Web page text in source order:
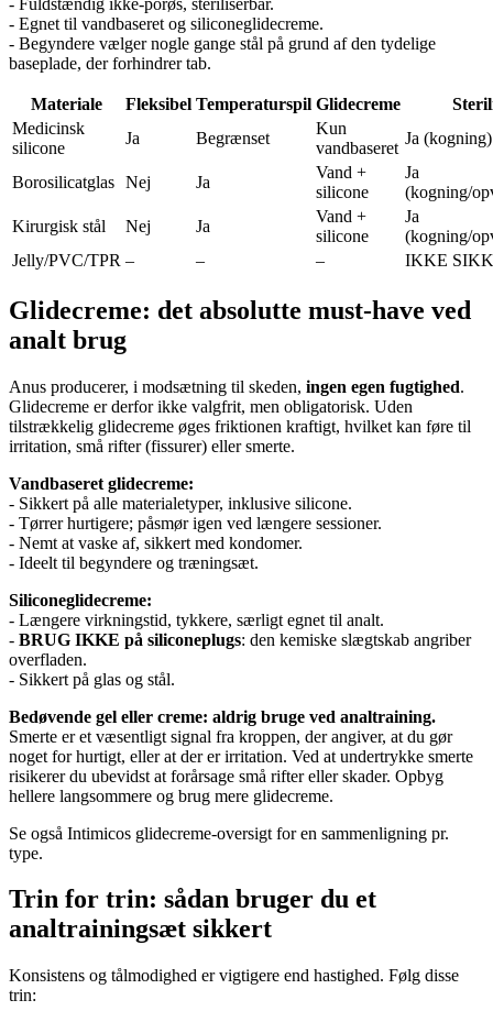
- Egnet til vandbaseret og siliconeglidecreme.
- Begyndere vælger nogle gange stål på grund af den tydelige
baseplade, der forhindrer tab.
Materiale Fleksibel Temperaturspil Glidecreme
Medicinsk
silicone
Ja Begrænset
Kun
vandbaseret
Ja (kogning)
Borosilicatglas Nej Ja
Vand +
silicone
Ja
(kogning/
Kirurgisk stål
Nej Ja
Vand +
silicone
Ja
(kogning/
Jelly/PVC/TPR – – – IKKE
Glidecreme: det absolutte must-have ved
analt brug
Anus producerer, i modsætning til skeden, ingen egen fugtighed.
Glidecreme er derfor ikke valgfrit, men obligatorisk. Uden
tilstrækkelig glidecreme øges friktionen kraftigt, hvilket kan føre til
irritation, små rifter (fissurer) eller smerte.
Vandbaseret glidecreme:
- Sikkert på alle materialetyper, inklusive silicone.
- Tørrer hurtigere; påsmør igen ved længere sessioner.
- Nemt at vaske af, sikkert med kondomer.
- Ideelt til begyndere og træningsæt.
Siliconeglidecreme:
- Længere virkningstid, tykkere, særligt egnet til analt.
- BRUG IKKE på siliconeplugs: den kemiske slægtskab angriber
overfladen.
- Sikkert på glas og stål.
Bedøvende gel eller creme: aldrig bruge ved analtraining.
Smerte er et væsentligt signal fra kroppen, der angiver, at du gør
noget for hurtigt, eller at der er irritation. Ved at undertrykke smerte
risikerer du ubevidst at forårsage små rifter eller skader. Opbyg
hellere langsommere og brug mere glidecreme.
Se også Intimicos glidecreme-oversigt for en sammenligning pr.
type.
Trin for trin: sådan bruger du et
analtrainingsæt sikkert
Konsistens og tålmodighed er vigtigere end hastighed. Følg disse
trin: